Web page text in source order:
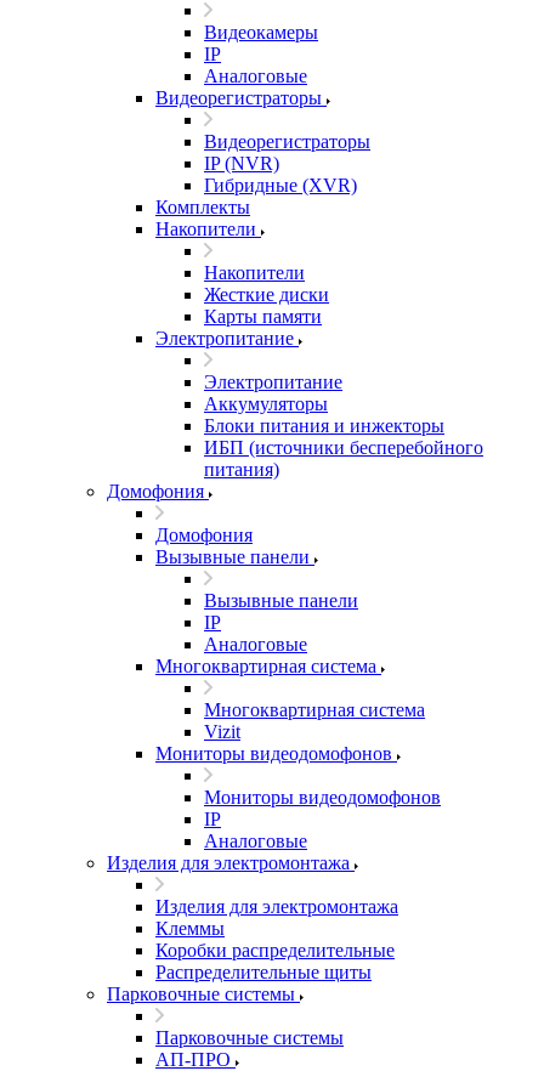
Видеокамеры
IP
Аналоговые
Видеорегистраторы
Видеорегистраторы
IP (NVR)
Гибридные (XVR)
Комплекты
Накопители
Накопители
Жесткие диски
Карты памяти
Электропитание
Электропитание
Аккумуляторы
Блоки питания и инжекторы
ИБП (источники бесперебойного
питания)
Домофония
Домофония
Вызывные панели
Вызывные панели
IP
Аналоговые
Многоквартирная система
Многоквартирная система
Vizit
Мониторы видеодомофонов
Мониторы видеодомофонов
IP
Аналоговые
Изделия для электромонтажа
Изделия для электромонтажа
Клеммы
Коробки распределительные
Распределительные щиты
Парковочные системы
Парковочные системы
АП-ПРО